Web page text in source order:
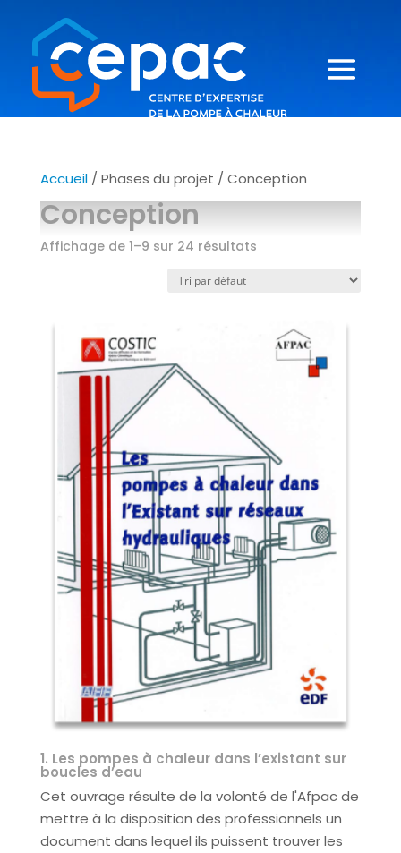
Accueil/ Phases du projet / Conception
Conception
Affichage de 1–9 sur 24 résultats
1. Les pompes à chaleur dans l’existant sur
boucles d’eau
Cet ouvrage résulte de la volonté de l'Afpac de
mettre à la disposition des professionnels un
document dans lequel ils puissent trouver les